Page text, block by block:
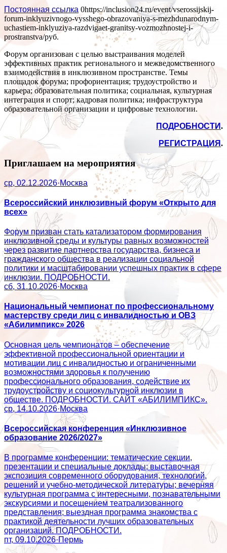
Постоянная ссылка 0https://inclusion24.ru/event/vserossijskij-
forum-inklyuzivnogo-vysshego-obrazovaniya-s-mezhdunarodnym-
uchastiem-inklyuziya-razdvigaet-granitsy-vozmozhnostej-i-
prostranstva/руб.
Форум организован с целью выстраивания моделей
эффективных практик регионального и межведомственного
взаимодействия в инклюзивном пространстве. Темы
площадок форума; профориентация; трудоустройство и
карьера; образовательная политика; социальная, культурная
интеграция и спорт; кадровая политика; инфраструктура
образовательной организации и цифровые технологии.
ПОДРОБНОСТИ.
РЕГИСТРАЦИЯ.
Приглашаем на мероприятия
ср, 02.12.2026·Москва
Всероссийский инклюзивный форум «Открыто для
всех»
Форум призван стать катализатором формирования
инклюзивной среды и культуры равных возможностей
через развитие партнерства государства, бизнеса и
гражданского общества в реализации социальной
политики и масштабировании успешных практик в сфере
инклюзии. ПОДРОБНОСТИ.
сб, 31.10.2026·Москва
Национальный чемпионат по профессиональному
мастерству среди лиц с инвалидностью и ОВЗ
«Абилимпикс» 2026
Основная цель чемпионатов – обеспечение
эффективной профессиональной ориентации и
мотивации лиц с инвалидностью и ограниченными
возможностями здоровья к получению
профессионального образования, содействие их
трудоустройству и социокультурной инклюзии в
обществе. ПОДРОБНОСТИ. САЙТ «АБИЛИМПИКС».
ср, 14.10.2026·Москва
Всероссийская конференция «Инклюзивное
образование 2026/2027»
В программе конференции: тематические секции,
презентации и специальные доклады; выставочная
экспозиция современного оборудования, технологий,
решений и учебно-методической литературы; вечерняя
культурная программа с интересными, познавательными
экскурсиями и посещением театрализованного
представления; выездная программа знакомства с
практикой деятельности лучших образовательных
организаций. ПОДРОБНОСТИ.
пт, 09.10.2026·Пермь